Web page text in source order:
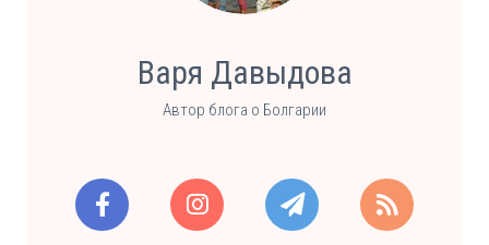
Варя Давыдова
Автор блога о Болгарии